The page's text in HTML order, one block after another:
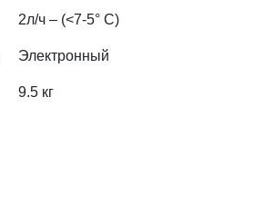
2л/ч – (<7-5° С)
Электронный
9.5 кг